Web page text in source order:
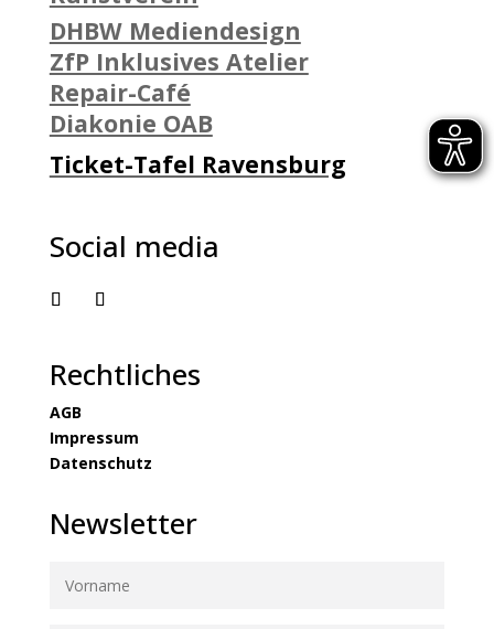
DHBW Mediendesign
ZfP Inklusives Atelier
Repair-Café
Diakonie OAB
Ticket-Tafel Ravensburg
Social media
Rechtliches
AGB
Impressum
Datenschutz
Newsletter